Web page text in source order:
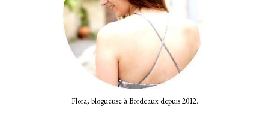
Flora, blogueuse à Bordeaux depuis 2012.